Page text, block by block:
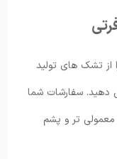
از تشک های تولید
سفارش دهید. سفارشات شما
تر و پشم